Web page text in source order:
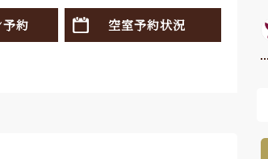
約 空室予約状況